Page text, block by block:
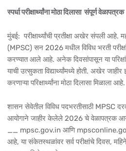
स्पर्धा परीक्षार्थ्यांना मोठा दिलासा संपूर्ण वेळापत्रक
मुंबई: परीक्षार्थ्यांची प्रतीक्षा अखेर संपली आहे.
(MPSC) सन 2026 मधील विविध भरती
करण्यात आले आहे. अनेक दिवसांपासून या
याची उत्सुकता विद्यार्थ्यांमध्ये होती. अखेर
करणाऱ्या परिक्षार्थ्यांना मोठा दिलासा मिळाला आहे.
शासन सेवेतील विविध पदभरतीसाठी MPSC
आयोगाने जाहीर केलेले 2026 चे वेळापत्रक
__ mpsc.gov.in आणि
आहे, या संकेतस्थळांवर सर्व परीक्षांचे दिवस, महिने